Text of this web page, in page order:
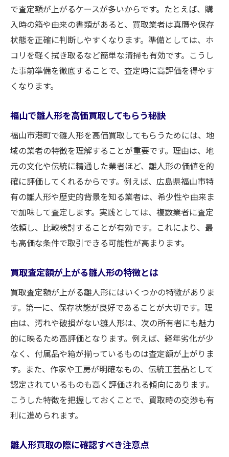
で査定額が上がるケースが多いからです。たとえば、購
入時の箱や由来の書類があると、買取業者は真贋や保存
状態を正確に判断しやすくなります。準備としては、ホ
コリを軽く拭き取るなど簡単な清掃も有効です。こうし
た事前準備を徹底することで、査定時に高評価を得やす
くなります。
福山で雛人形を高価買取してもらう秘訣
福山市港町で雛人形を高価買取してもらうためには、地
域の業者の特徴を理解することが重要です。理由は、地
元の文化や伝統に精通した業者ほど、雛人形の価値を的
確に評価してくれるからです。例えば、広島県福山市特
有の雛人形や歴史的背景を知る業者は、希少性や由来ま
で加味して査定します。実践としては、複数業者に査定
依頼し、比較検討することが有効です。これにより、最
も高価な条件で取引できる可能性が高まります。
買取査定額が上がる雛人形の特徴とは
買取査定額が上がる雛人形にはいくつかの特徴がありま
す。第一に、保存状態が良好であることが大切です。理
由は、汚れや破損がない雛人形は、次の所有者にも魅力
的に映るため高評価となります。例えば、経年劣化が少
なく、付属品や箱が揃っているものは査定額が上がりま
す。また、作家や工房が明確なもの、伝統工芸品として
認定されているものも高く評価される傾向にあります。
こうした特徴を把握しておくことで、買取時の交渉も有
利に進められます。
雛人形買取の際に確認すべき注意点